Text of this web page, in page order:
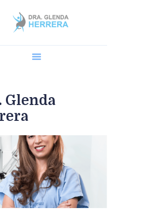
UNA CITA
Preguntas
Glenda